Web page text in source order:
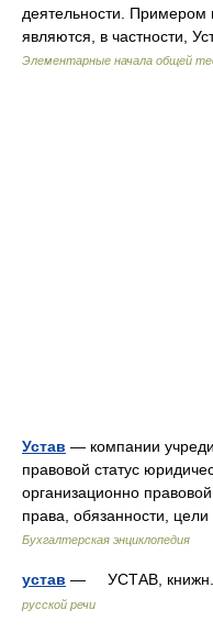
деятельности. Примером
являются, в частности,
Элементарные начала общей
Устав — компании
правовой статус
организационно
права, обязанности,
Бухгалтерская энциклопедия
устав — УСТАВ, книжн.
русской речи